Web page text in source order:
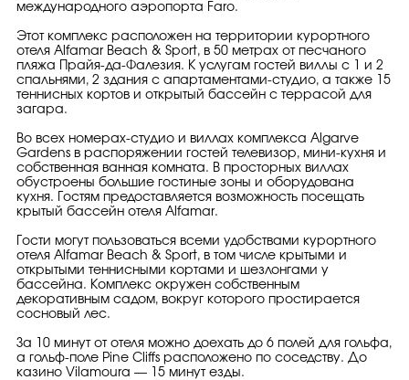
международного аэропорта Faro.
Этот комплекс расположен на территории курортного
отеля Alfamar Beach & Sport, в 50 метрах от песчаного
пляжа Прайя-да-Фалезия. К услугам гостей виллы с 1 и 2
спальнями, 2 здания с апартаментами-студио, а также 15
теннисных кортов и открытый бассейн с террасой для
загара.
Во всех номерах-студио и виллах комплекса Algarve
Gardens в распоряжении гостей телевизор, мини-кухня и
собственная ванная комната. В просторных виллах
обустроены большие гостиные зоны и оборудована
кухня. Гостям предоставляется возможность посещать
крытый бассейн отеля Alfamar.
Гости могут пользоваться всеми удобствами курортного
отеля Alfamar Beach & Sport, в том числе крытыми и
открытыми теннисными кортами и шезлонгами у
бассейна. Комплекс окружен собственным
декоративным садом, вокруг которого простирается
сосновый лес.
За 10 минут от отеля можно доехать до 6 полей для гольфа,
а гольф-поле Pine Cliffs расположено по соседству. До
казино Vilamoura — 15 минут езды.